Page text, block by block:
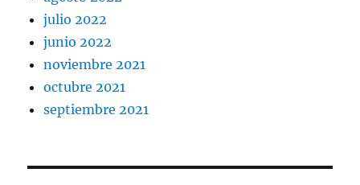
julio 2022
junio 2022
noviembre 2021
octubre 2021
septiembre 2021